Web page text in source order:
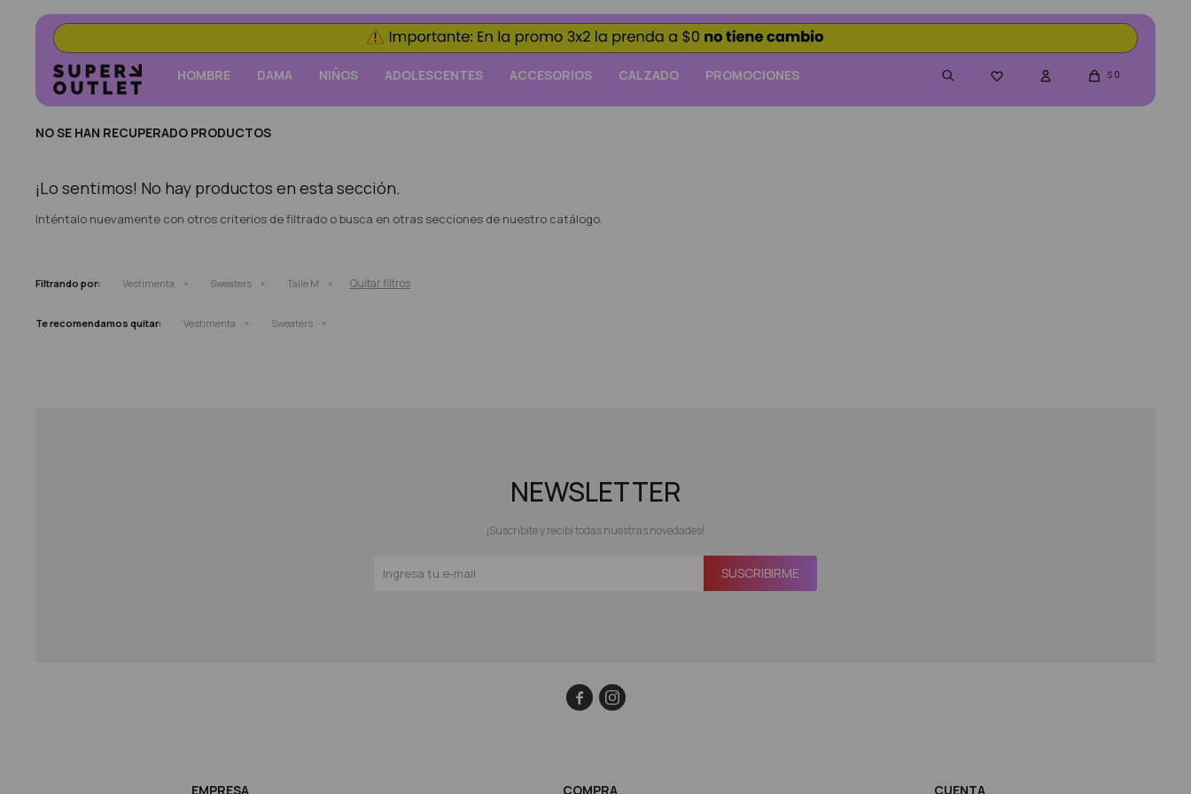
HOMBRE DAMA NIÑOS ADOLESCENTES ACCESORIOS CALZADO PROMOCIONES  $ 0
NO SE HAN RECUPERADO PRODUCTOS
¡Lo sentimos! No hay productos en esta sección.
Inténtalo nuevamente con otros criterios de filtrado o busca en otras secciones de nuestro catálogo.
Filtrando por: Vestimenta Sweaters Talle M Quitar filtros
Te recomendamos quitar: Vestimenta Sweaters
EMPRESA COMPRA CUENTA
NEWSLETTER
¡Suscribite y recibí todas nuestras novedades!
SUSCRIBIRME
 